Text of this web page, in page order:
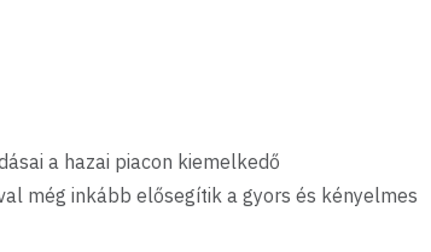
a hazai piacon kiemelkedő
még inkább elősegítik a gyors és kényelmes